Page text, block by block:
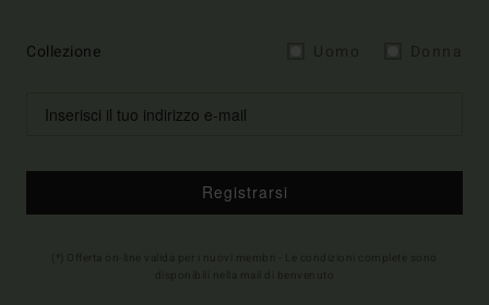
Collezione
Registrarsi